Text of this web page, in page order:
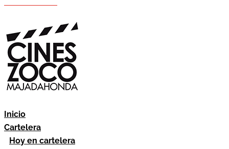
Inicio
Cartelera
Hoy en cartelera